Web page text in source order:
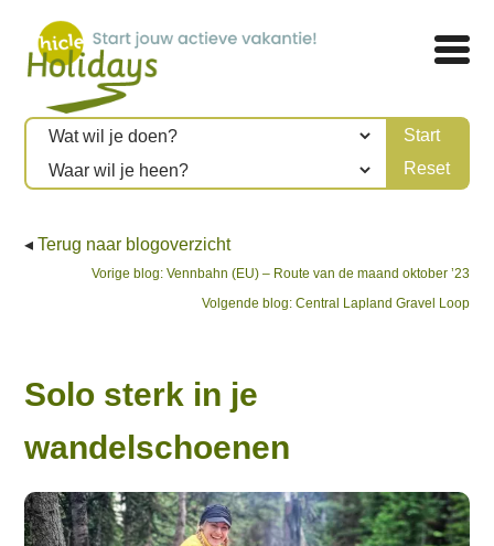
◂ Terug naar blogoverzicht
BerichtVorige blog: Previous
Vennbahn (EU) – Route van de maand oktober ’23
Volgende blog: Next
Central Lapland Gravel Loop
Solo sterk in je
wandelschoenen